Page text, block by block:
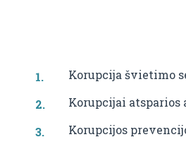
Korupcija švietimo
Korupcijai
Korupcijos